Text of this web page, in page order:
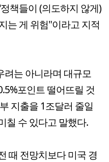
책들이 (의도하지 않게)
는 게 위험"이라고 지적
려는 아니라며 대규모
포인트 떨어뜨릴 것
지출을 1조달러 줄일
칠 수 있다고 말했다.
때 전망치보다 미국 경